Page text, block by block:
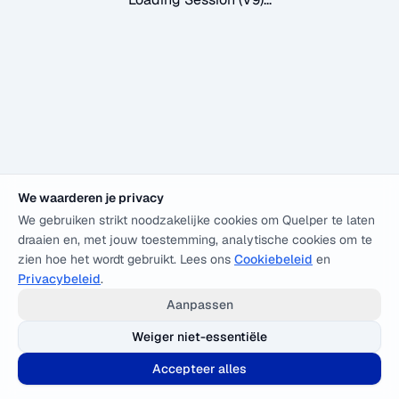
We waarderen je privacy
We gebruiken strikt noodzakelijke cookies om Quelper te laten
draaien en, met jouw toestemming, analytische cookies om te
zien hoe het wordt gebruikt. Lees ons Cookiebeleid en
Privacybeleid.
Aanpassen
Weiger niet-essentiële
Accepteer alles